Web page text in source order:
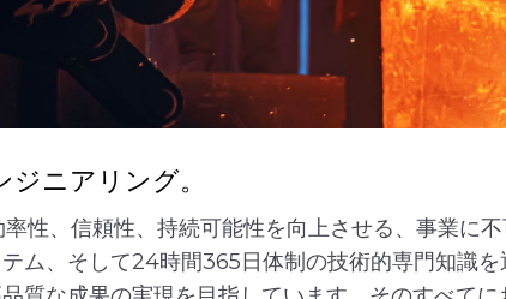
ニアリング。
性、信頼性、持続可能性を向上させる、事業に
ム、そして24時間365日体制の技術的専門知識